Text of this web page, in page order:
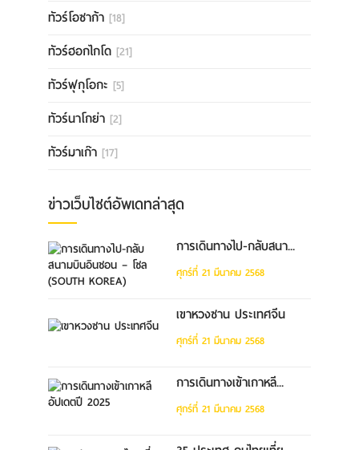
ทัวร์โอซาก้า [18]
ทัวร์ฮอกไกโด [21]
ทัวร์ฟุกุโอกะ [5]
ทัวร์นาโกย่า [2]
ทัวร์มาเก๊า [17]
ข่าวเว็บไซต์อัพเดทล่าสุด
การเดินทางไป-กลับสนา...
ศุกร์ที่ 21 มีนาคม 2568
เขาหวงซาน ประเทศจีน
ศุกร์ที่ 21 มีนาคม 2568
การเดินทางเข้าเกาหลี...
ศุกร์ที่ 21 มีนาคม 2568